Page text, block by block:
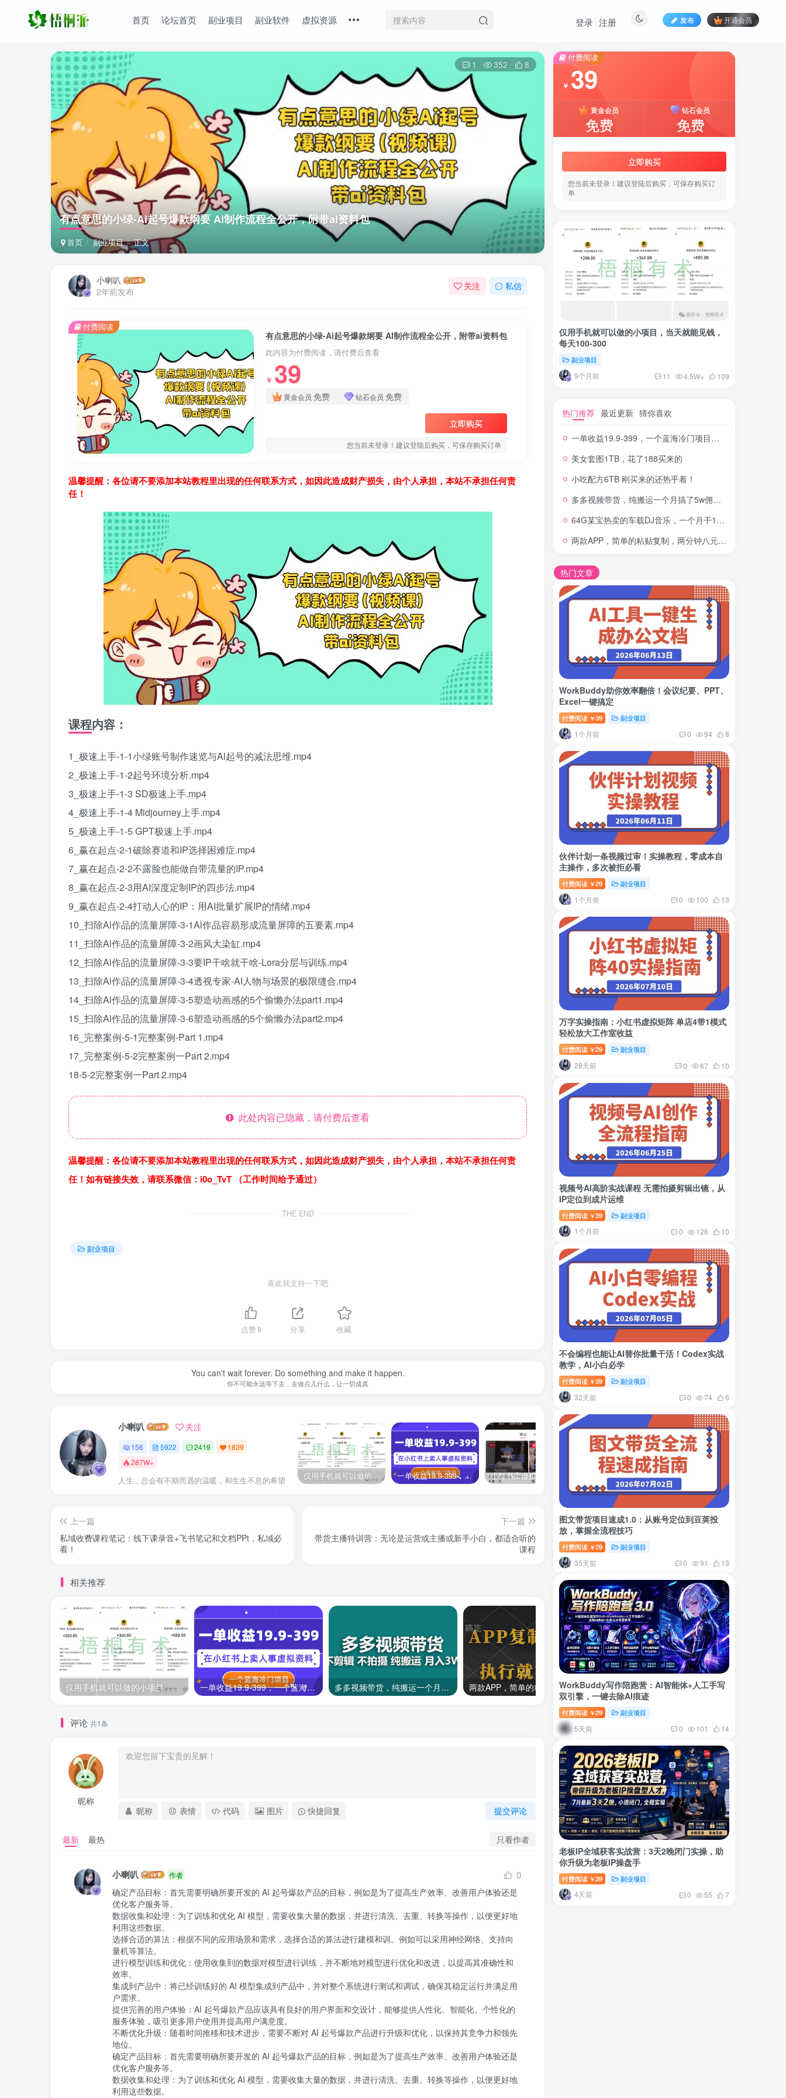
首页 论坛首页 副业项目 副业软件 虚拟资源 发布 开通会员
登录 注册
有点意思的小绿-Ai起号爆款纲要 AI制作流程全公开，附带ai资料包
首页 副业项目 正文
1 352 8
小喇叭
2年前发布
关注 私信
有点意思的小绿-Ai起号爆款纲要 AI制作流程全公开，附带ai资料包
此内容为付费阅读，请付费后查看
￥ 39
黄金会员 免费 钻石会员 免费
立即购买
您当前未登录！建议登陆后购买，可保存购买订单
付费阅读
温馨提醒：各位请不要添加本站教程里出现的任何联系方式，如因此造成财产损失，由个人承担，本站不承担任何责
任！
课程内容：
1_极速上手-1-1小绿账号制作速览与Al起号的减法思维.mp4
2_极速上手-1-2起号环境分析.mp4
3_极速上手-1-3 SD极速上手.mp4
4_极速上手-1-4 Midjourney上手.mp4
5_极速上手-1-5 GPT极速上手.mp4
6_赢在起点-2-1破除赛道和IP选择困难症.mp4
7_赢在起点-2-2不露脸也能做自带流量的IP.mp4
8_赢在起点-2-3用AI深度定制IP的四步法.mp4
9_赢在起点-2-4打动人心的IP：用AI批量扩展IP的情绪.mp4
10_扫除Al作品的流量屏障-3-1Al作品容易形成流量屏障的五要素.mp4
11_扫除Al作品的流量屏障-3-2画风大染缸.mp4
12_扫除Al作品的流量屏障-3-3要IP干啥就干啥-Lora分层与训练.mp4
13_扫除Al作品的流量屏障-3-4透视专家-AI人物与场景的极限缝合.mp4
14_扫除Al作品的流量屏障-3-5塑造动画感的5个偷懒办法part1.mp4
15_扫除Al作品的流量屏障-3-6塑造动画感的5个偷懒办法part2.mp4
16_完整案例-5-1完整案例-Part 1.mp4
17_完整案例-5-2完整案例一Part 2.mp4
18-5-2完整案例一Part 2.mp4
此处内容已隐藏，请付费后查看
温馨提醒：各位请不要添加本站教程里出现的任何联系方式，如因此造成财产损失，由个人承担，本站不承担任何责
任！如有链接失效，请联系微信：i0o_TvT （工作时间给予通过）
THE END
副业项目
喜欢就支持一下吧
点赞8 分享 收藏
You can't wait forever. Do something and make it happen.
你不可能永远等下去，去做点儿什么，让一切成真
小喇叭 关注
156 5922 2419
1839
287W+
人生，总会有不期而遇的温暖，和生生不息的希望 仅用手机就可以做的小项目，当天就能见钱，每天100-300 一单收益19.9-399，一个蓝海冷门项目，在小红书上卖人事虚拟资料 美女套图1TB，花了188买来的
上一篇
私域收费课程笔记：线下课录音+飞书笔记和文档PPt，私域必
看！
下一篇
带货主播特训营：无论是运营或主播或新手小白，都适合听的
课程
相关推荐
仅用手机就可以做的小项目，当天就能见钱，每天100-300 一单收益19.9-399，一个蓝海冷门项目，在小红书上卖人事虚拟资料 多多视频带货，纯搬运一个月搞了5w佣金，小白也能操作 两款APP，简单的粘贴复制，两分钟八元钱，无限做，执行就有收入 2024最新风口项目 低密度蓝海赛道，日收益5000+周收益4w+…
评论 共1条
昵称
提交评论
昵称 表情 代码 图片 快捷回复
最新 最热 只看作者
小喇叭 作者 0
确定产品目标：首先需要明确所要开发的 AI 起号爆款产品的目标，例如是为了提高生产效率、改善用户体验还是
优化客户服务等。
数据收集和处理：为了训练和优化 AI 模型，需要收集大量的数据，并进行清洗、去重、转换等操作，以便更好地
利用这些数据。
选择合适的算法：根据不同的应用场景和需求，选择合适的算法进行建模和训。例如可以采用神经网络、支持向
量机等算法。
进行模型训练和优化：使用收集到的数据对模型进行训练，并不断地对模型进行优化和改进，以提高其准确性和
效率。
集成到产品中：将已经训练好的 AI 模型集成到产品中，并对整个系统进行测试和调试，确保其稳定运行并满足用
户需求。
提供完善的用户体验：AI 起号爆款产品应该具有良好的用户界面和交设计，能够提供人性化、智能化、个性化的
服务体验，吸引更多用户使用并提高用户满意度。
不断优化升级：随着时间推移和技术进步，需要不断对 AI 起号爆款产品进行升级和优化，以保持其竞争力和领先
地位。
确定产品目标：首先需要明确所要开发的 AI 起号爆款产品的目标，例如是为了提高生产效率、改善用户体验还是
优化客户服务等。
数据收集和处理：为了训练和优化 AI 模型，需要收集大量的数据，并进行清洗、去重、转换等操作，以便更好地
利用这些数据。
付费阅读
￥ 39
黄金会员
免费
钻石会员
免费
立即购买
您当前未登录！建议登陆后购买，可保存购买订
单
仅用手机就可以做的小项目，当天就能见钱，
每天100-300
副业项目
9个月前 11 4.5W+ 109
热门推荐 最近更新 猜你喜欢
一单收益19.9-399，一个蓝海冷门项目，在小红书上卖人事虚拟资料
美女套图1TB，花了188买来的
小吃配方6TB 刚买来的还热乎着！
多多视频带货，纯搬运一个月搞了5w佣金，小白也能操作
64G某宝热卖的车载DJ音乐，一个月干100W+利润
两款APP，简单的粘贴复制，两分钟八元钱，无限做，执行就有收入
热门文章
WorkBuddy助你效率翻倍！会议纪要、PPT、
Excel一键搞定
付费阅读 ￥39 副业项目
1个月前 0 94 8
伙伴计划一条视频过审！实操教程，零成本自
主操作，多次被拒必看
付费阅读 ￥29 副业项目
1个月前 0 100 13
万字实操指南：小红书虚拟矩阵 单店4带1模式
轻松放大工作室收益
付费阅读 ￥29 副业项目
28天前 0 67 10
视频号AI高阶实战课程 无需拍摄剪辑出镜，从
IP定位到成片运维
付费阅读 ￥39 副业项目
1个月前 0 126 10
不会编程也能让AI替你批量干活！Codex实战
教学，AI小白必学
付费阅读 ￥39 副业项目
32天前 0 74 6
图文带货项目速成1.0：从账号定位到豆荚投
放，掌握全流程技巧
付费阅读 ￥29 副业项目
35天前 0 91 13
WorkBuddy写作陪跑营：AI智能体+人工手写
双引擎，一键去除AI痕迹
付费阅读 ￥29 副业项目
5天前 0 101 14
老板IP全域获客实战营：3天2晚闭门实操，助
你升级为老板IP操盘手
付费阅读 ￥39 副业项目
4天前 0 55 7